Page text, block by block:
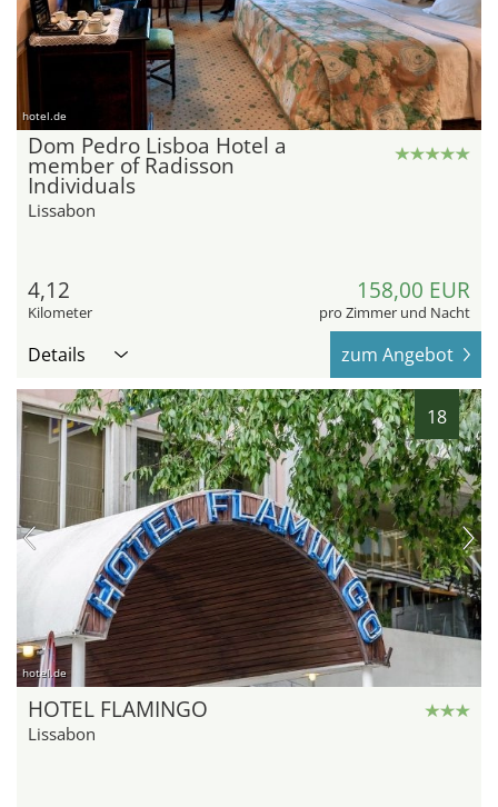
hotel.de
Dom Pedro Lisboa Hotel a
member of Radisson
Individuals
Lissabon
4,12
Kilometer
158,00 EUR
pro Zimmer und Nacht
Details zum Angebot
18
hotel.de
HOTEL FLAMINGO
Lissabon